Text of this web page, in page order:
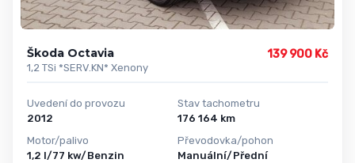
Škoda Octavia
1,2 TSi *SERV.KN* Xenony
139 900 Kč
Uvedení do provozu
2012
Motor/palivo
1,2 l/77 kw/Benzin
Stav tachometru
176 164 km
Převodovka/pohon
Manuální/Přední